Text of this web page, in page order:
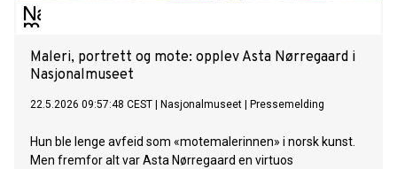
Maleri, portrett og mote: opplev Asta Nørregaard i
Nasjonalmuseet
22.5.2026 09:57:48 CEST Nasjonalmuseet Pressemelding
Hun ble lenge avfeid som «motemalerinnen» i norsk kunst.
Men fremfor alt var Asta Nørregaard en virtuos